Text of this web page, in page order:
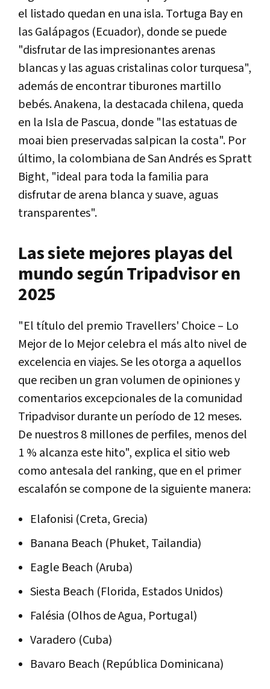
el listado quedan en una isla. Tortuga Bay en
las Galápagos (Ecuador), donde se puede
"disfrutar de las impresionantes arenas
blancas y las aguas cristalinas color turquesa",
además de encontrar tiburones martillo
bebés. Anakena, la destacada chilena, queda
en la Isla de Pascua, donde "las estatuas de
moai bien preservadas salpican la costa". Por
último, la colombiana de San Andrés es Spratt
Bight, "ideal para toda la familia para
disfrutar de arena blanca y suave, aguas
transparentes".
Las siete mejores playas del
mundo según Tripadvisor en
2025
"El título del premio Travellers' Choice – Lo
Mejor de lo Mejor celebra el más alto nivel de
excelencia en viajes. Se les otorga a aquellos
que reciben un gran volumen de opiniones y
comentarios excepcionales de la comunidad
Tripadvisor durante un período de 12 meses.
De nuestros 8 millones de perfiles, menos del
1 % alcanza este hito", explica el sitio web
como antesala del ranking, que en el primer
escalafón se compone de la siguiente manera:
Elafonisi (Creta, Grecia)
Banana Beach (Phuket, Tailandia)
Eagle Beach (Aruba)
Siesta Beach (Florida, Estados Unidos)
Falésia (Olhos de Agua, Portugal)
Varadero (Cuba)
Bavaro Beach (República Dominicana)